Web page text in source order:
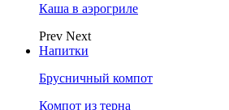
Каша в аэрогриле
Prev Next
Напитки
Брусничный компот
Компот из терна